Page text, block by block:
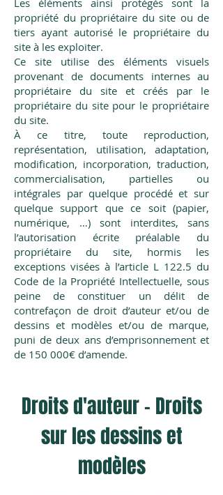
Les éléments ainsi protégés sont la
propriété du propriétaire du site ou de
tiers ayant autorisé le propriétaire du
site à les exploiter.
Ce site utilise des éléments visuels
provenant de documents internes au
propriétaire du site et créés par le
propriétaire du site pour le propriétaire
du site.
À ce titre, toute reproduction,
représentation, utilisation, adaptation,
modification, incorporation, traduction,
commercialisation, partielles ou
intégrales par quelque procédé et sur
quelque support que ce soit (papier,
numérique, …) sont interdites, sans
l’autorisation écrite préalable du
propriétaire du site, hormis les
exceptions visées à l’article L 122.5 du
Code de la Propriété Intellectuelle, sous
peine de constituer un délit de
contrefaçon de droit d’auteur et/ou de
dessins et modèles et/ou de marque,
puni de deux ans d’emprisonnement et
de 150 000€ d’amende.
Droits d'auteur – Droits
sur les dessins et
modèles